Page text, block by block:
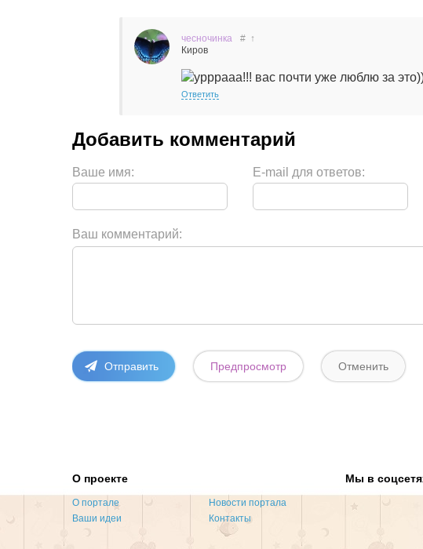
чесночинка
Киров
# ↑
урррааа!!! вас почти уже люблю за
Ответить
Ваше имя: E-mail для ответов:
Ваш комментарий:
О проекте
О портале
Новости портала
Ваши идеи
Контакты
Мы в